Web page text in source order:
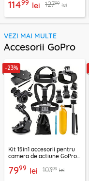
11499 lei 12799 lei
VEZI MAI MULTE
Accesorii GoPro
-23%
Kit 15in1 accesorii pentru
camera de actiune GoPro
SA15
7999 lei 10399 lei